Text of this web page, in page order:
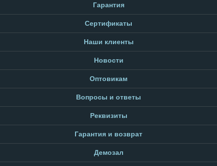
Гарантия
Сертификаты
Наши клиенты
Новости
Оптовикам
Вопросы и ответы
Реквизиты
Гарантия и возврат
Демозал